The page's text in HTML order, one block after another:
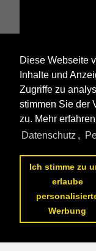
Alle Fotos aus
Die ersten Fotos aus
Diese Webseite
Inhalte und
Zugriffe zu
stimmen Sie der
zu. Mehr
Datenschutz ,
Ich stimme zu
erlaube
Werbung